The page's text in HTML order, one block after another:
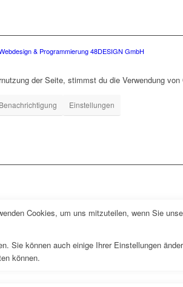
& Programmierung 48DESIGN GmbH
der Seite, stimmst du die Verwendung von
Einstellungen
Cookies, um uns mitzuteilen, wenn Sie
Sie können auch einige Ihrer Einstellungen
können.